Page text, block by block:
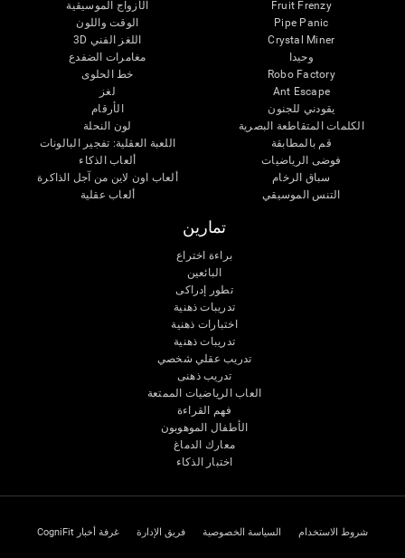
Fruit Frenzy
Pipe Panic
Crystal Miner
وحيدا
Robo Factory
Ant Escape
يقودني للجنون
الكلمات المتقاطعة البصرية
قم بالمطابقة
فوضى الرياضيات
سباق الرخام
التنس الموسيقي
الأزواج الموسيقية
الوقت واللون
اللغز الفني 3D
مغامرات الضفدع
خط الحلوى
لغز
الأرقام
لون النحلة
اللعبة العقلية: تفجير البالونات
ألعاب الذكاء
ألعاب اون لاين من آجل الذاكرة
ألعاب عقلية
تمارين
براءة اختراع
البائعين
تطور إدراكى
تدريبات ذهنية
اختبارات ذهنية
تدريبات ذهنية
تدريب عقلي شخصي
تدريب ذهنى
العاب الرياضيات الممتعة
فهم القراءة
الأطفال الموهوبون
معارك الدماغ
اختبار الذكاء
شروط الاستخدام السياسة الخصوصية فريق الإدارة غرفة أخبار CogniFit